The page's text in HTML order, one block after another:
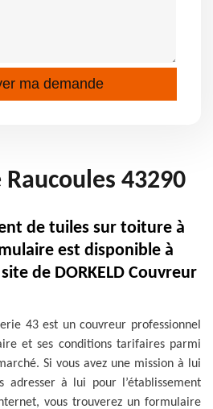
43290
de tuiles sur toiture à
est disponible à
de DORKELD Couvreur
43 est un couvreur professionnel
et ses conditions tarifaires parmi
Si vous avez une mission à lui
adresser à lui pour l’établissement
vous trouverez un formulaire